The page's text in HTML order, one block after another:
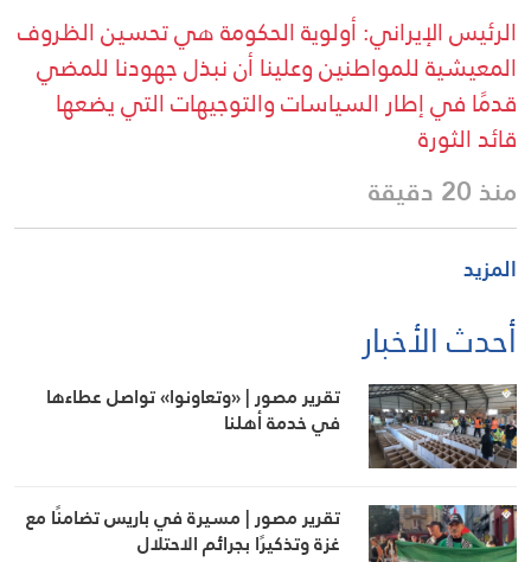
الرئيس الإيراني: أولوية الحكومة هي تحسين الظروف
المعيشية للمواطنين وعلينا أن نبذل جهودنا للمضي
قدمًا في إطار السياسات والتوجيهات التي يضعها
قائد الثورة
منذ 20 دقيقة
المزيد
أحدث الأخبار
تقرير مصور | «وتعاونوا» تواصل عطاءها
في خدمة أهلنا
تقرير مصور | مسيرة في باريس تضامنًا مع
غزة وتذكيرًا بجرائم الاحتلال